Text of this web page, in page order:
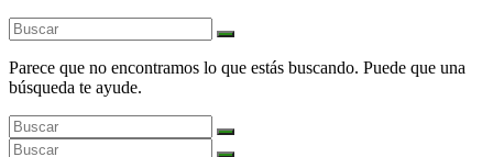
Parece que no encontramos lo que estás buscando. Puede que una
búsqueda te ayude.